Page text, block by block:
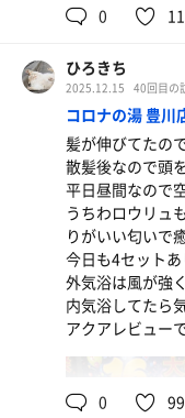
トルコライス
ピラフもパス
0
ひろきち
2025.12.15 40回目の
コロナの湯 豊川
髪が伸びてたの
散髪後なので頭
平日昼間なので
うちわロウリュ
りがいい匂いで
今日も4セット
外気浴は風が強
内気浴してたら
アクアレビュー
0 99